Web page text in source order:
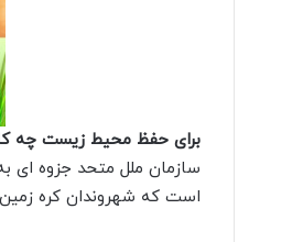
برای حفظ محیط زیست چه
سازمان ملل متحد جزوه ای
است که شهروندان کره زمین